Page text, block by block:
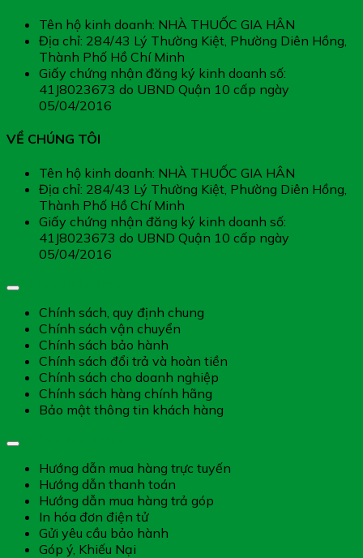
Tên hộ kinh doanh: NHÀ THUỐC GIA HÂN
Địa chỉ: 284/43 Lý Thường Kiệt, Phường Diên Hồng,
Thành Phố Hồ Chí Minh
Giấy chứng nhận đăng ký kinh doanh số:
41J8023673 do UBND Quận 10 cấp ngày
05/04/2016
VỀ CHÚNG TÔI
Tên hộ kinh doanh: NHÀ THUỐC GIA HÂN
Địa chỉ: 284/43 Lý Thường Kiệt, Phường Diên Hồng,
Thành Phố Hồ Chí Minh
Giấy chứng nhận đăng ký kinh doanh số:
41J8023673 do UBND Quận 10 cấp ngày
05/04/2016
Chính sách, quy định chung
Chính sách vận chuyển
Chính sách bảo hành
Chính sách đổi trả và hoàn tiền
Chính sách cho doanh nghiệp
Chính sách hàng chính hãng
Bảo mật thông tin khách hàng
Hướng dẫn mua hàng trực tuyến
Hướng dẫn thanh toán
Hướng dẫn mua hàng trả góp
In hóa đơn điện tử
Gửi yêu cầu bảo hành
Góp ý, Khiếu Nại